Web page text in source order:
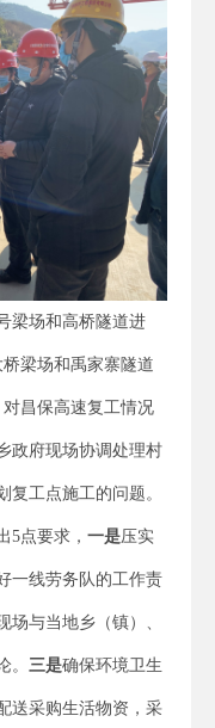
梁场和高桥隧道进
梁场和禹家寨隧道
昌保高速复工情况
政府现场协调处理村
复工点施工的问题。
5点要求， 一是压实
一线劳务队的工作责
场与当地乡（镇）、
。 三是确保环境卫生
送采购生活物资，采